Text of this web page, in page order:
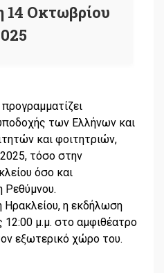
14 Οκτωβρίου
των Ελλήνων και
και φοιτητριών,
τόσο στην
όσο και
Ρεθύμνου.
Ηρακλείου, η εκδήλωση
12:00 μ.μ. στο αμφιθέατρο
εξωτερικό χώρο του.